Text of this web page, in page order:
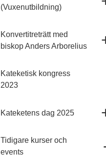
(Vuxenutbildning)
Konvertitreträtt med
biskop Anders Arborelius
Kateketisk kongress
2023
Kateketens dag 2025
Tidigare kurser och
events